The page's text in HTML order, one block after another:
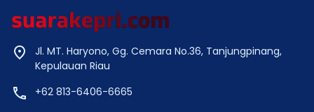
Jl. MT. Haryono, Gg. Cemara No.36, Tanjungpinang,
Kepulauan Riau
+62 813-6406-6665